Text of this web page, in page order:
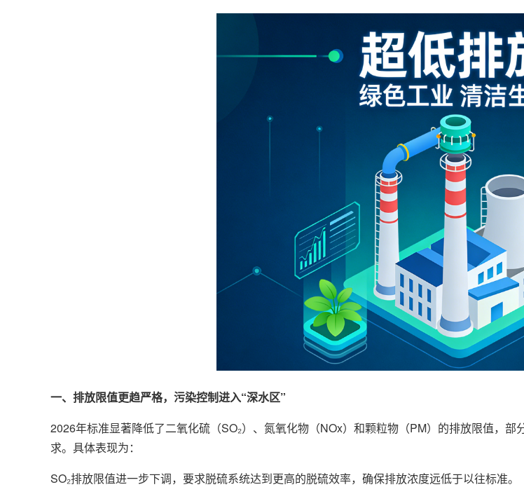
一、排放限值更趋严格，污染控制进入“深水区”
2026年标准显著降低了二氧化硫（SO₂）、氮氧化物（NOx）和颗粒物（PM）的排放限值，
求。具体表现为：
SO₂排放限值进一步下调，要求脱硫系统达到更高的脱硫效率，确保排放浓度远低于以往标准。